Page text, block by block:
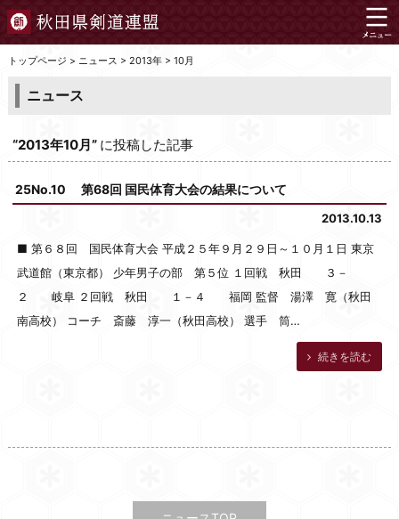
トップページ > ニュース > 2013年> 10月
ニュース
“2013年10月” に投稿した記事
25No.10 第68回 国民体育大会の結果について
2013.10.13
■ 第６８回 国民体育大会 平成２５年９月２９日～１０月１日 東京
武道館（東京都） 少年男子の部 第５位 １回戦 秋田 ３－
２ 岐阜 ２回戦 秋田 １－４ 福岡 監督 湯澤 寛（秋田
南高校） コーチ 斎藤 淳一（秋田高校） 選手 筒…
続きを読む